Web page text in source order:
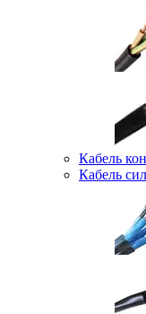
Кабель
Кабель